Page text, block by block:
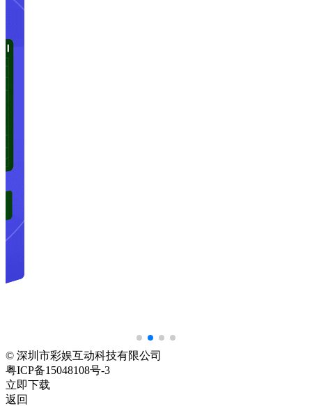
© 深圳市彩娱互动科技有限公司
粤ICP备15048108号-3
立即下载
返回